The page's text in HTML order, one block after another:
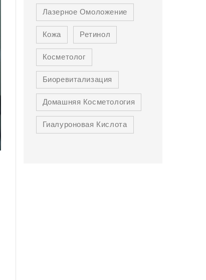
Лазерное Омоложение
Кожа
Ретинол
Косметолог
Биоревитализация
Домашняя Косметология
Гиалуроновая Кислота